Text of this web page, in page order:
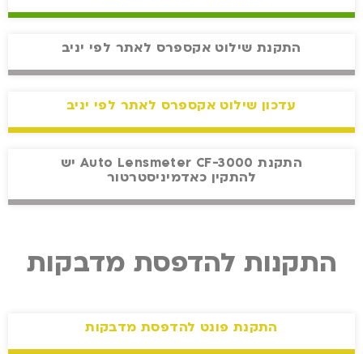
התקנת שילוט אקספרס לאתר לפי יניב
עדכון שילוט אקספרס לאתר לפי יניב
התקנת Auto Lensmeter CF-3000 יש
להתקין כאדמיניסטרטור
התקנות להדפסת מדבקות
התקנת פונט להדפסת מדבקות